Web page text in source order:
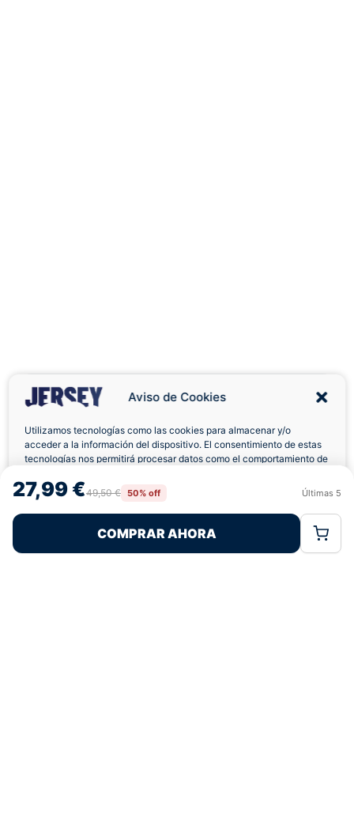
Aviso de Cookies
Utilizamos tecnologías como las cookies para almacenar y/o
acceder a la información del dispositivo. El consentimiento de estas
tecnologías nos permitirá procesar datos como el comportamiento de
retirar el consentimiento, puede afectar negativamente a ciertas
características y funciones.
Rechazar
Política de CookiesPolítica de Privacidad
27,99 €49,50 € 50% off Últimas 5
COMPRAR AHORA
Envíos a Domicilio Devolución 7 Días
Pagos 100% Seguros Ofertas Sin Límites